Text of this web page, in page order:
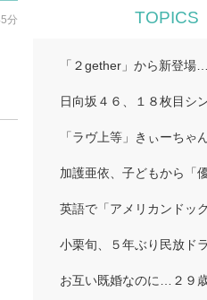
分 TOPICS
「２gether」から新登場…
日向坂４６、１８枚目シ
「ラヴ上等」きぃーちゃ
加護亜依、子どもから「
英語で「アメリカンドッ
小栗旬、５年ぶり民放ド
お互い既婚なのに…２９